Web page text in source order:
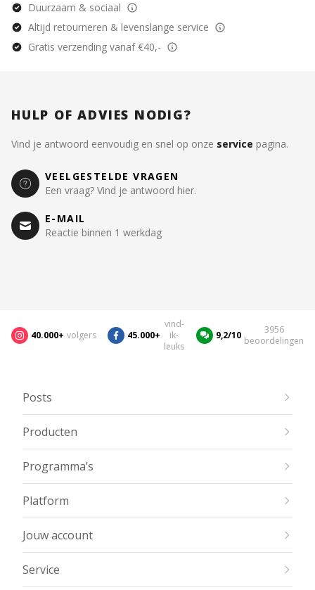
Duurzaam & sociaal
Altijd retourneren & levenslange service
Gratis verzending vanaf €40,-
HULP OF ADVIES NODIG?
Vind je antwoord eenvoudig en snel op onze service pagina.
VEELGESTELDE VRAGEN
Een vraag? Vind je antwoord hier.
E-MAIL
Reactie binnen 1 werkdag
40.000+ volgers 45.000+
vind-
ik-
leuks
9,2/10
3956
beoordelingen
Posts
Producten
Programma’s
Platform
Jouw account
Service